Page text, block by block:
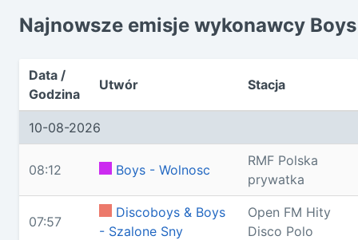
Najnowsze emisje wykonawcy Boys
Data /
Godzina
Utwór Stacja
10-08-2026
08:12 Boys - Wolnosc
RMF Polska
prywatka
07:57
Discoboys & Boys
- Szalone Sny
Open FM Hity
Disco Polo